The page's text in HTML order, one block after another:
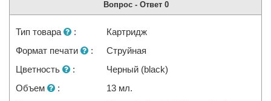
Вопрос - Ответ 0
Тип товара :
Картридж
Формат печати
:
Струйная
Цветность
:
Черный (black)
Объем
:
13 мл.